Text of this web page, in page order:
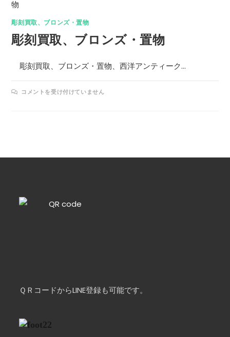
彫刻買取、ブロンズ・置物
彫刻買取、ブロンズ・置物
彫刻買取、ブロンズ・置物、西洋アンティーク…
コメントを受け付けていません
ＱＲコードからLINE登録も可能です。